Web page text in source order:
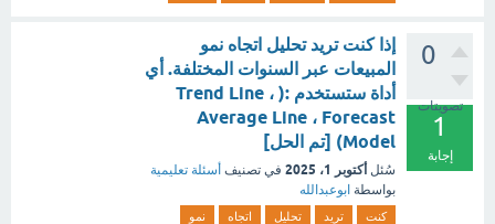
0
تصويتات
1
إجابة
إذا كنت تريد تحليل اتجاه نمو
المبيعات عبر السنوات المختلفة. أي
أداة ستستخدم :( Trend Line ،
Average Line ، Forecast
Model) [تم الحل]
سُئل أكتوبر 1، 2025 في تصنيف أسئلة تعليمية
بواسطة ابوعبدالله
كنت تريد تحليل اتجاه
نمو